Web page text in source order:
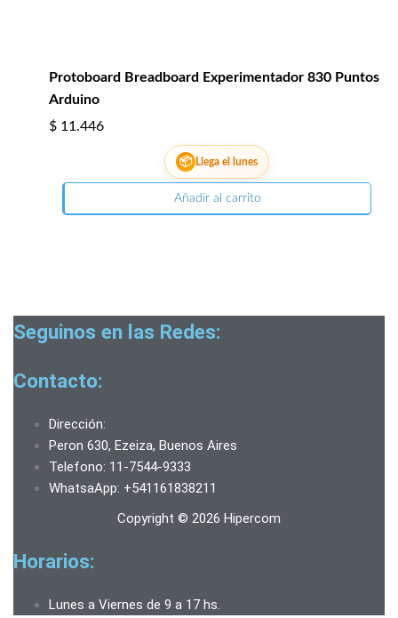
Protoboard Breadboard Experimentador 830 Puntos
Arduino
$ 11.446
📦 Llega el lunes
Añadir al carrito
Seguinos en las Redes:
Contacto:
Dirección:
Peron 630, Ezeiza, Buenos Aires
Telefono: 11-7544-9333
WhatsaApp: +541161838211
Copyright © 2026 Hipercom
Horarios:
Lunes a Viernes de 9 a 17 hs.